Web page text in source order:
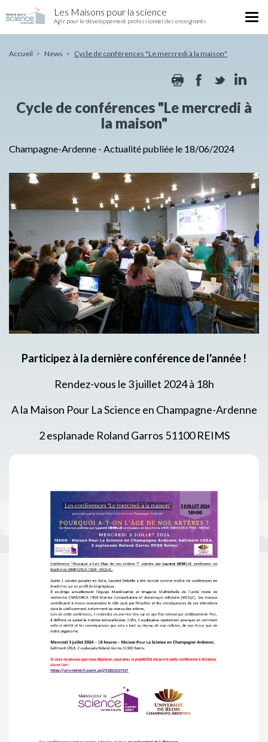
de
mercredi
to
Les Maisons pour la science
Agir pour le développement professionnel des enseignants
Accueil News Cycle de conférences "Le mercredi à la maison"
PrintFacebook
Cycle de conférences "Le mercredi à
la maison"
Champagne-Ardenne - Actualité publiée le 18/06/2024
Participez à la dernière conférence de l'année !
Rendez-vous le 3 juillet 2024 à 18h
A la Maison Pour La Science en Champagne-Ardenne
2 esplanade Roland Garros 51100 REIMS